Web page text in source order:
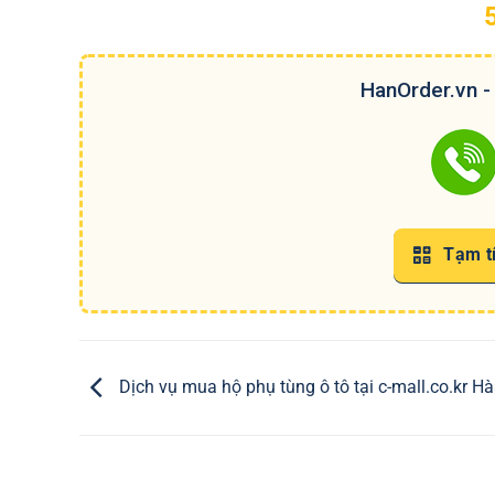
HanOrder.vn
Tạm
Dịch vụ mua hộ phụ tùng ô tô tại c-mall.co.kr